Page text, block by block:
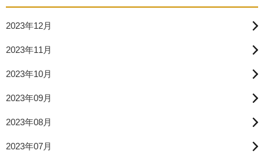
2023年12月
2023年11月
2023年10月
2023年09月
2023年08月
2023年07月